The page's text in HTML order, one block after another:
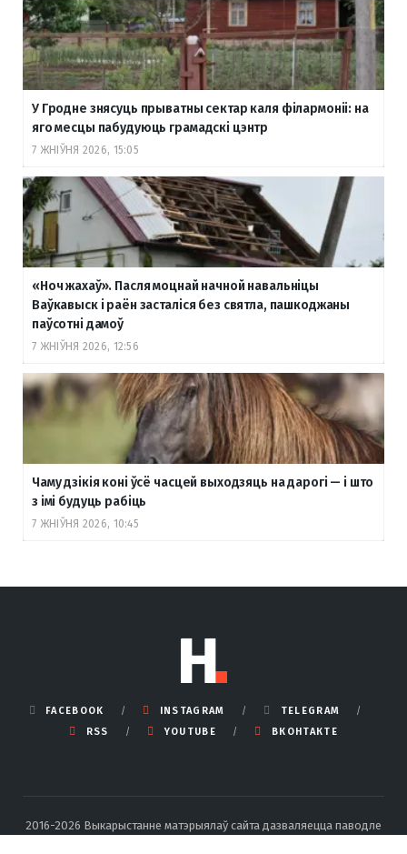
У Гродне знясуць прыватны сектар каля філармоніі: на
яго месцы пабудуюць грамадскі цэнтр
7 ЖНІЎНЯ 2026, 15:05
«Ноч жахаў». Пасля моцнай начной навальніцы
Ваўкавыск і раён засталіся без святла, пашкоджаны
паўсотні дамоў
7 ЖНІЎНЯ 2026, 12:56
Чаму дзікія коні ўсё часцей выходзяць на дарогі — і што
з імі будуць рабіць
7 ЖНІЎНЯ 2026, 10:45
FACEBOOK INSTAGRAM
TELEGRAM
RSS
YOUTUBE ВКОНТАКТЕ
2016-2026 Выкарыстанне матэрыялаў сайта дазваляецца паводле